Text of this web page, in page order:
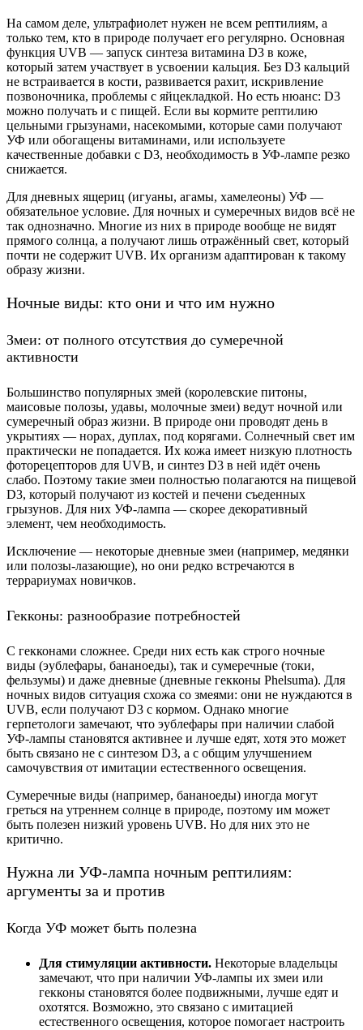
На самом деле, ультрафиолет нужен не всем рептилиям, а
только тем, кто в природе получает его регулярно. Основная
функция UVB — запуск синтеза витамина D3 в коже,
который затем участвует в усвоении кальция. Без D3 кальций
не встраивается в кости, развивается рахит, искривление
позвоночника, проблемы с яйцекладкой. Но есть нюанс: D3
можно получать и с пищей. Если вы кормите рептилию
цельными грызунами, насекомыми, которые сами получают
УФ или обогащены витаминами, или используете
качественные добавки с D3, необходимость в УФ-лампе резко
снижается.
Для дневных ящериц (игуаны, агамы, хамелеоны) УФ —
обязательное условие. Для ночных и сумеречных видов всё не
так однозначно. Многие из них в природе вообще не видят
прямого солнца, а получают лишь отражённый свет, который
почти не содержит UVB. Их организм адаптирован к такому
образу жизни.
Ночные виды: кто они и что им нужно
Змеи: от полного отсутствия до сумеречной
активности
Большинство популярных змей (королевские питоны,
маисовые полозы, удавы, молочные змеи) ведут ночной или
сумеречный образ жизни. В природе они проводят день в
укрытиях — норах, дуплах, под корягами. Солнечный свет им
практически не попадается. Их кожа имеет низкую плотность
фоторецепторов для UVB, и синтез D3 в ней идёт очень
слабо. Поэтому такие змеи полностью полагаются на пищевой
D3, который получают из костей и печени съеденных
грызунов. Для них УФ-лампа — скорее декоративный
элемент, чем необходимость.
Исключение — некоторые дневные змеи (например, медянки
или полозы-лазающие), но они редко встречаются в
террариумах новичков.
Гекконы: разнообразие потребностей
С гекконами сложнее. Среди них есть как строго ночные
виды (эублефары, бананоеды), так и сумеречные (токи,
фельзумы) и даже дневные (дневные гекконы Phelsuma). Для
ночных видов ситуация схожа со змеями: они не нуждаются в
UVB, если получают D3 с кормом. Однако многие
герпетологи замечают, что эублефары при наличии слабой
УФ-лампы становятся активнее и лучше едят, хотя это может
быть связано не с синтезом D3, а с общим улучшением
самочувствия от имитации естественного освещения.
Сумеречные виды (например, бананоеды) иногда могут
греться на утреннем солнце в природе, поэтому им может
быть полезен низкий уровень UVB. Но для них это не
критично.
Нужна ли УФ-лампа ночным рептилиям:
аргументы за и против
Когда УФ может быть полезна
Для стимуляции активности. Некоторые владельцы
замечают, что при наличии УФ-лампы их змеи или
гекконы становятся более подвижными, лучше едят и
охотятся. Возможно, это связано с имитацией
естественного освещения, которое помогает настроить